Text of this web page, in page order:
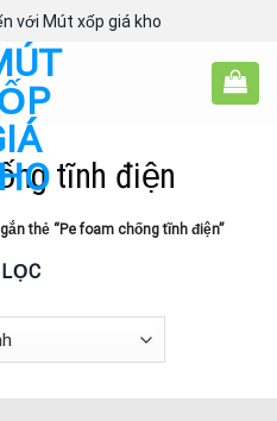
với Mút xốp giá kho
tĩnh điện
thẻ “Pe foam chống tĩnh điện”
LỌC